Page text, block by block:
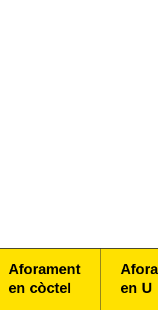
Aforament
en còctel
en U